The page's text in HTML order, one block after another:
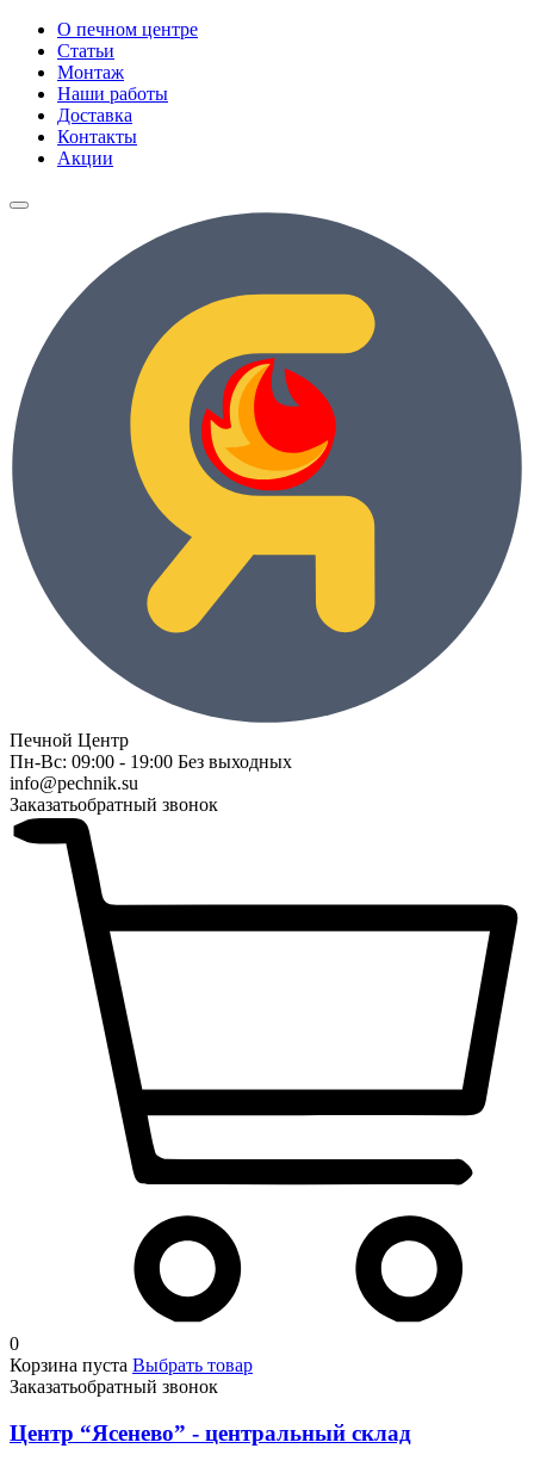
О печном центре
Статьи
Монтаж
Наши работы
Доставка
Контакты
Акции
Печной Центр
Пн-Вс: 09:00 - 19:00 Без выходных
info@pechnik.su
Заказатьобратный звонок
0
Корзина пуста Выбрать товар
Заказатьобратный звонок
Центр “Ясенево” - центральный склад